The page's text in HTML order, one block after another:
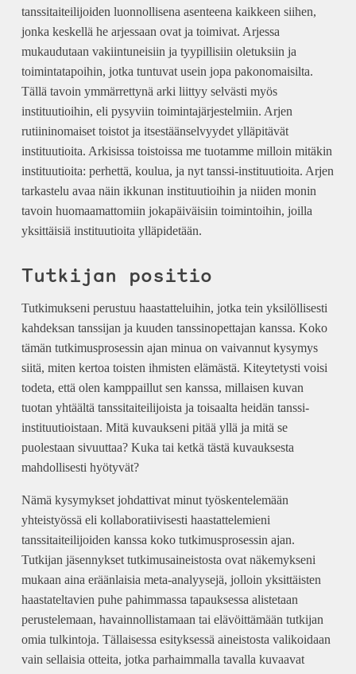
tanssitaiteilijoiden luonnollisena asenteena kaikkeen siihen,
jonka keskellä he arjessaan ovat ja toimivat. Arjessa
mukaudutaan vakiintuneisiin ja tyypillisiin oletuksiin ja
toimintatapoihin, jotka tuntuvat usein jopa pakonomaisilta.
Tällä tavoin ymmärrettynä arki liittyy selvästi myös
instituutioihin, eli pysyviin toimintajärjestelmiin. Arjen
rutiininomaiset toistot ja itsestäänselvyydet ylläpitävät
instituutioita. Arkisissa toistoissa me tuotamme milloin mitäkin
instituutioita: perhettä, koulua, ja nyt tanssi-instituutioita. Arjen
tarkastelu avaa näin ikkunan instituutioihin ja niiden monin
tavoin huomaamattomiin jokapäiväisiin toimintoihin, joilla
yksittäisiä instituutioita ylläpidetään.
Tutkijan positio
Tutkimukseni perustuu haastatteluihin, jotka tein yksilöllisesti
kahdeksan tanssijan ja kuuden tanssinopettajan kanssa. Koko
tämän tutkimusprosessin ajan minua on vaivannut kysymys
siitä, miten kertoa toisten ihmisten elämästä. Kiteytetysti voisi
todeta, että olen kamppaillut sen kanssa, millaisen kuvan
tuotan yhtäältä tanssitaiteilijoista ja toisaalta heidän tanssi-
instituutioistaan. Mitä kuvaukseni pitää yllä ja mitä se
puolestaan sivuuttaa? Kuka tai ketkä tästä kuvauksesta
mahdollisesti hyötyvät?
Nämä kysymykset johdattivat minut työskentelemään
yhteistyössä eli kollaboratiivisesti haastattelemieni
tanssitaiteilijoiden kanssa koko tutkimusprosessin ajan.
Tutkijan jäsennykset tutkimusaineistosta ovat näkemykseni
mukaan aina eräänlaisia meta-analyysejä, jolloin yksittäisten
haastateltavien puhe pahimmassa tapauksessa alistetaan
perustelemaan, havainnollistamaan tai elävöittämään tutkijan
omia tulkintoja. Tällaisessa esityksessä aineistosta valikoidaan
vain sellaisia otteita, jotka parhaimmalla tavalla kuvaavat